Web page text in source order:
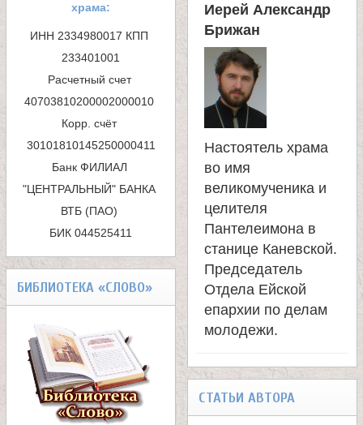
а
н
храма:
ИНН 2334980017 КПП
233401001
Расчетный счет
40703810200002000010
Корр. счёт
Банк ФИЛИАЛ
"ЦЕНТРАЛЬНЫЙ" БАНКА
ВТБ (ПАО)
БИК 044525411
БИБЛИОТЕКА «СЛОВО»
а
п
о
и
с
к
а
Иерей Александр
Брижан
Настоятель храма
во имя
великомученика и
целителя
Пантелеимона в
станице Каневской.
Председатель
Отдела Ейской
епархии по делам
молодежи.
СТАТЬИ АВТОРА